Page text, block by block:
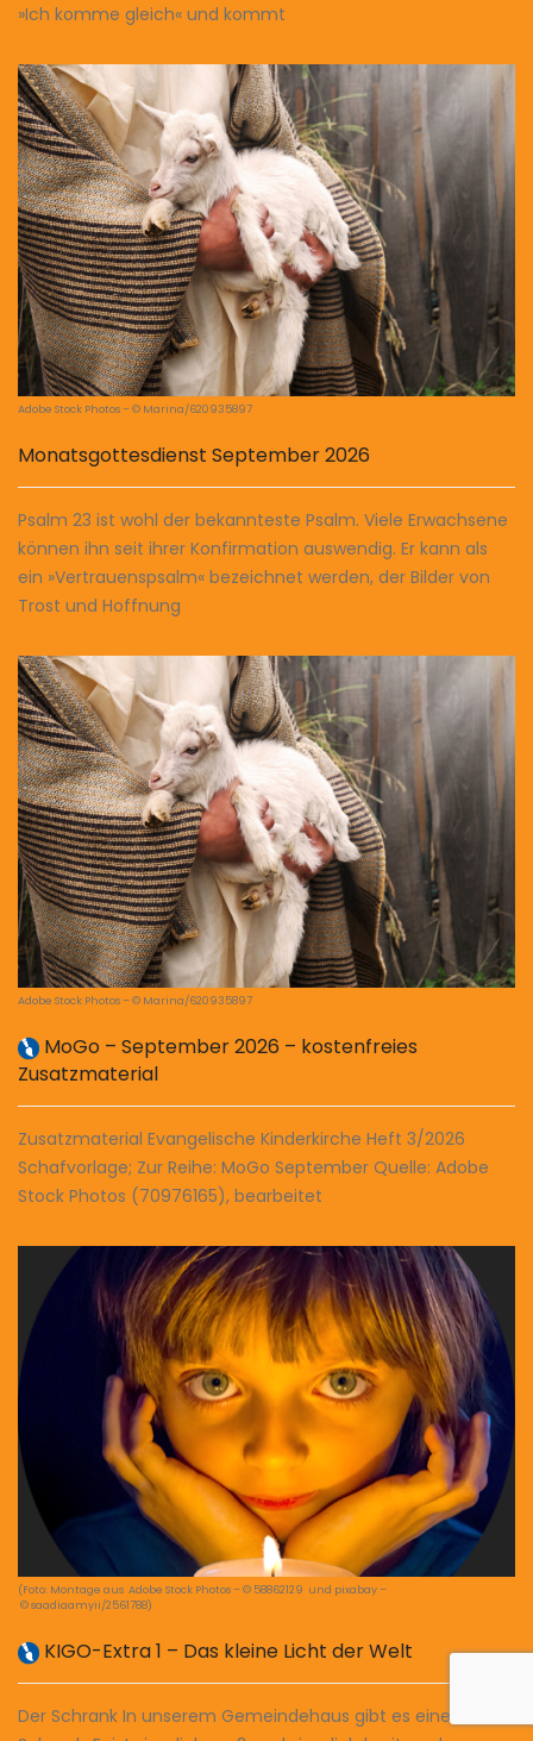
»Ich komme gleich« und kommt
Adobe Stock Photos – © Marina/620935897
Monatsgottesdienst September 2026
Psalm 23 ist wohl der bekannteste Psalm. Viele Erwachsene
können ihn seit ihrer Konfirmation auswendig. Er kann als
ein »Vertrauenspsalm« bezeichnet werden, der Bilder von
Trost und Hoffnung
Adobe Stock Photos – © Marina/620935897
MoGo – September 2026 – kostenfreies
Zusatzmaterial
Zusatzmaterial Evangelische Kinderkirche Heft 3/2026
Schafvorlage; Zur Reihe: MoGo September Quelle: Adobe
Stock Photos (70976165), bearbeitet
(Foto: Montage aus Adobe Stock Photos – © 58862129 und pixabay –
© saadiaamyii/2561788)
KIGO-Extra 1 – Das kleine Licht der Welt
Der Schrank In unserem Gemeindehaus gibt es einen